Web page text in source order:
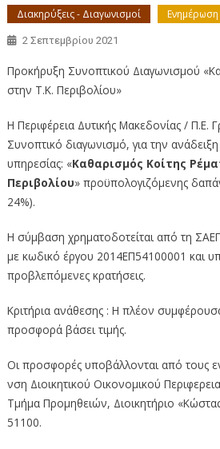
Διακηρύξεις - Διαγωνισμοί Ενημέρωση
2 Σεπτεμβρίου 2021
Προκήρυξη Συνοπτικού Διαγωνισμού
στην Τ.Κ. Περιβολίου»
Η Περιφέρεια Δυτικής Μακεδονίας / Π.Ε.
Συνοπτικό διαγωνισμό, για την
υπηρεσίας: «Καθαρισμός Κοίτης
Περιβoλίου» προϋπολογιζόμενης
24%).
Η σύμβαση χρηματοδοτείται από τη
με κωδικό έργου 2014ΕΠ54100001 και
προβλεπόμενες κρατήσεις.
Κριτήρια ανάθεσης : Η πλέον
προσφορά βάσει τιμής.
Οι προσφορές υποβάλλονται από τους
νση Διοικητικού Οικονομικού
Τμήμα Προμηθειών, Διοικητήριο
51100.